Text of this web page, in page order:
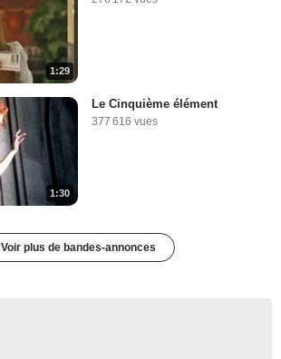
1:29
1:30
Le Cinquième élément
377 616 vues
Voir plus de bandes-annonces